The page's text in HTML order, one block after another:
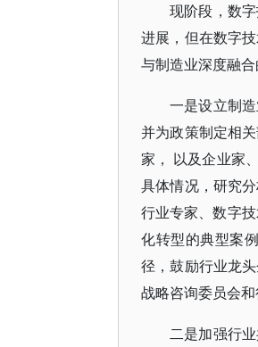
现阶段，数
进展，但在数字
与制造业深度融
一是设立制
并为政策制定相
家， 以及企业家
具体情况，研究
行业专家、数字
化转型的典型案
径，鼓励行业龙
战略咨询委员会
二是加强行